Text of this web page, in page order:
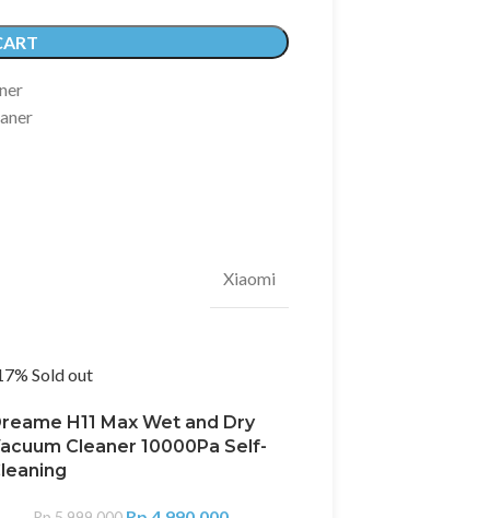
Xiaomi
Sold out
H11 Max Wet and Dry
Cleaner 10000Pa Self-